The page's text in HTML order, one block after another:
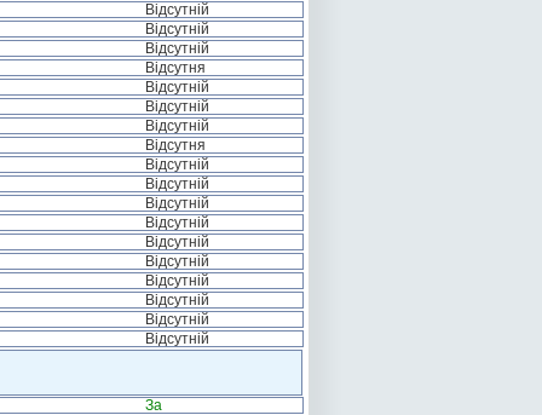
Відсутній
Відсутній
Відсутній
Відсутня
Відсутній
Відсутній
Відсутній
Відсутня
Відсутній
Відсутній
Відсутній
Відсутній
Відсутній
Відсутній
Відсутній
Відсутній
Відсутній
Відсутній
За